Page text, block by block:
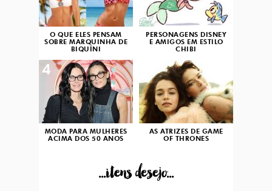
O QUE ELES PENSAM
SOBRE MARQUINHA DE
BIQUÍNI
PERSONAGENS DISNEY
E AMIGOS EM ESTILO
CHIBI
MODA PARA MULHERES
ACIMA DOS 50 ANOS
4
AS ATRIZES DE GAME
OF THRONES
...itens desejo...